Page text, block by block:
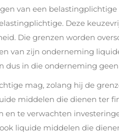
van een
Deze
Die grenzen worden
van zijn onderneming
dus in die onderneming
mag, zolang hij de
middelen die dienen ter
en te verwachten
liquide middelen die